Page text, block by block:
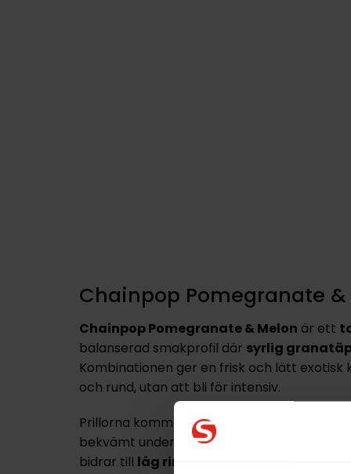
Chainpop Pomegranate &
Chainpop Pomegranate & Melon är ett
balanserad smakprofil där syrlig
Kombinationen ger en frisk och lätt
och rund, utan att bli för intensiv.
Prillorna kommer i ett
bekvämt under läppen. Den torra ytan i
bidrar till låg rinnighet